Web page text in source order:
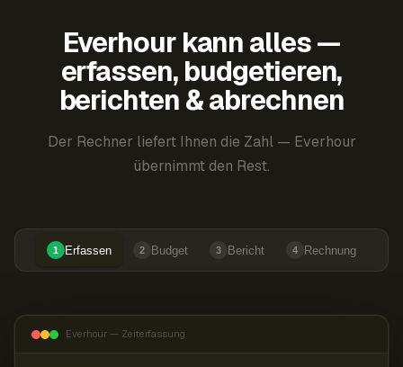
Everhour kann alles —
erfassen, budgetieren,
berichten & abrechnen
Der Rechner liefert Ihnen die Zahl — Everhour
übernimmt den Rest.
1 Erfassen 2 Budget 3 Bericht 4 Rechnung
Everhour — Zeiterfassung